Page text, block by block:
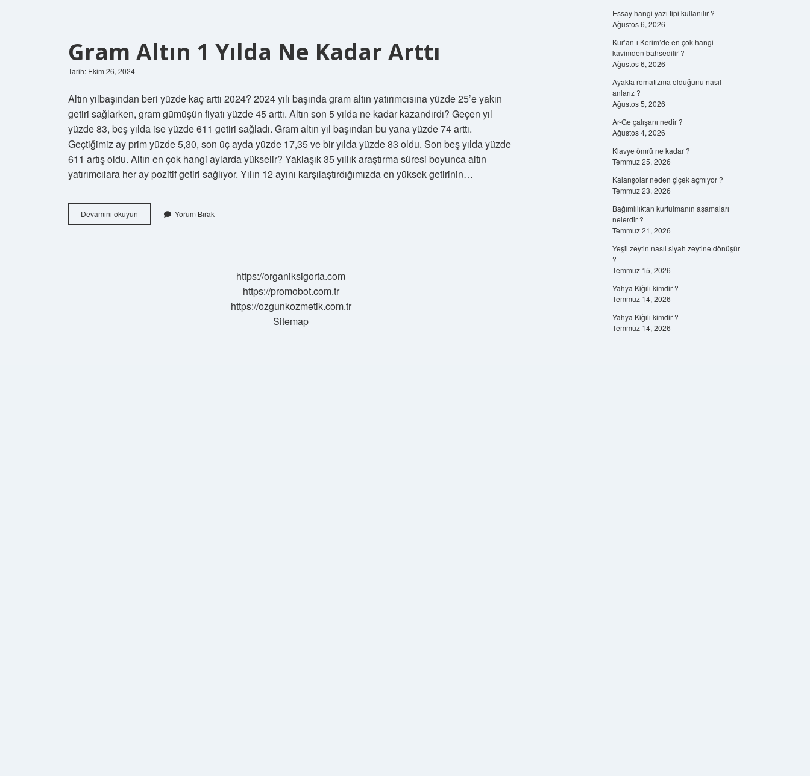
Gram Altın 1 Yılda Ne Kadar Arttı
Tarih: Ekim 26, 2024
Altın yılbaşından beri yüzde kaç arttı 2024? 2024 yılı başında gram altın yatırımcısına yüzde 25’e yakın
getiri sağlarken, gram gümüşün fiyatı yüzde 45 arttı. Altın son 5 yılda ne kadar kazandırdı? Geçen yıl
yüzde 83, beş yılda ise yüzde 611 getiri sağladı. Gram altın yıl başından bu yana yüzde 74 arttı.
Geçtiğimiz ay prim yüzde 5,30, son üç ayda yüzde 17,35 ve bir yılda yüzde 83 oldu. Son beş yılda yüzde
611 artış oldu. Altın en çok hangi aylarda yükselir? Yaklaşık 35 yıllık araştırma süresi boyunca altın
yatırımcılara her ay pozitif getiri sağlıyor. Yılın 12 ayını karşılaştırdığımızda en yüksek getirinin…
Devamını okuyun
Altın
Yorum Bırak
https://organiksigorta.com
https://promobot.com.tr
https://ozgunkozmetik.com.tr
Sitemap
Essay hangi yazı tipi kullanılır ?
Ağustos 6, 2026
Kur’an-ı Kerim’de en çok hangi
kavimden bahsedilir ?
Ağustos 6, 2026
Ayakta romatizma olduğunu nasıl
anlarız ?
Ağustos 5, 2026
Ar-Ge çalışanı nedir ?
Ağustos 4, 2026
Klavye ömrü ne kadar ?
Temmuz 25, 2026
Kalanşolar neden çiçek açmıyor ?
Temmuz 23, 2026
Bağımlılıktan kurtulmanın aşamaları
nelerdir ?
Temmuz 21, 2026
Yeşil zeytin nasıl siyah zeytine dönüşür
?
Temmuz 15, 2026
Yahya Kiğılı kimdir ?
Temmuz 14, 2026
Yahya Kiğılı kimdir ?
Temmuz 14, 2026